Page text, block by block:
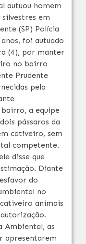
autuou homem
em
(SP) Polícia
foi autuado
(4), por manter
no bairro
Prudente
pela
a equipe
pássaros da
cativeiro, sem
competente.
disse que
Diante
do
no
animais
Ambiental, as
apresentarem